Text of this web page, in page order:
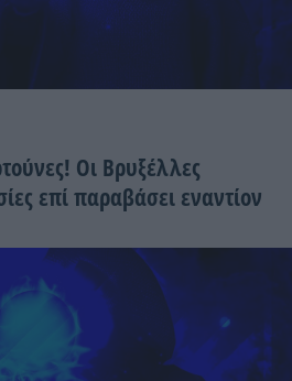
Οι Βρυξέλλες
επί παραβάσει εναντίον